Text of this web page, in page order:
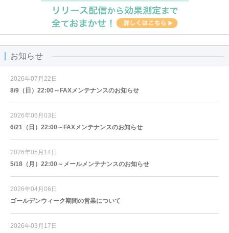
お知らせ
2026年07月22日
8/9（日）22:00～FAXメンテナンスのお知らせ
2026年06月03日
6/21（日）22:00～FAXメンテナンスのお知らせ
2026年05月14日
5/18（月）22:00～メールメンテナンスのお知らせ
2026年04月06日
ゴールデンウィーク期間の営業について
2026年03月17日